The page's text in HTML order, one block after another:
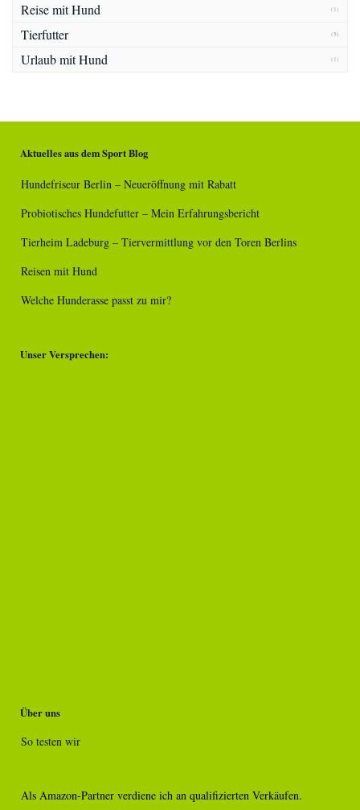
Reise mit Hund (1)
Tierfutter (5)
Urlaub mit Hund (1)
Aktuelles aus dem Sport Blog
Hundefriseur Berlin – Neueröffnung mit Rabatt
Probiotisches Hundefutter – Mein Erfahrungsbericht
Tierheim Ladeburg – Tiervermittlung vor den Toren Berlins
Reisen mit Hund
Welche Hunderasse passt zu mir?
Unser Versprechen:
Über uns
So testen wir
Als Amazon-Partner verdiene ich an qualifizierten Verkäufen.